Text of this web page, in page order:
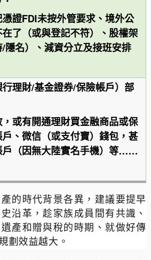
證FDI未按外管要求、境外公
了（或與登記不符）、股權架
/隱名）、減資分立及接班安排
理財/基金證券/保險帳戶）部
或有開通理財買金融商品或保
、微信（或支付寶）錢包，甚
（因無大陸實名手機）等……
的時代背景各異，建議要提早
沿革，趁家族成員間有共識、
產和贈與稅的時期、就做好傳
劃效益越大。